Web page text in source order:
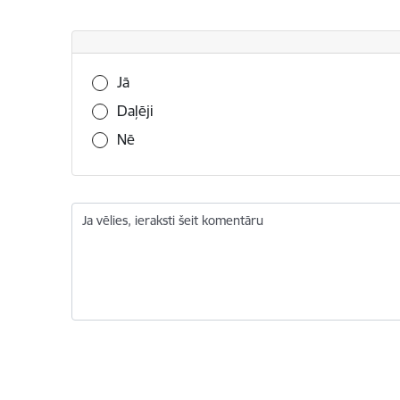
Vai šī informācija bija noderīga?
Jā
Daļēji
Nē
Ja vēlies, ieraksti šeit komentāru